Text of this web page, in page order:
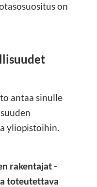
on
antaa sinulle
yliopistoihin.
rakentajat -
toteutettava